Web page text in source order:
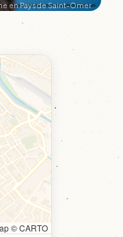
en Pays de Saint-Omer
© CARTO